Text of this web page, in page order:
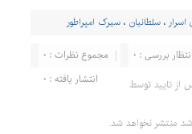
اسرار ،سلطانیان ،سیرک امپراطور
مجموع نظرات : 0
بررسی : 0
انتشار یافته : 0
از تایید توسط
منتشر نخواهد شد.